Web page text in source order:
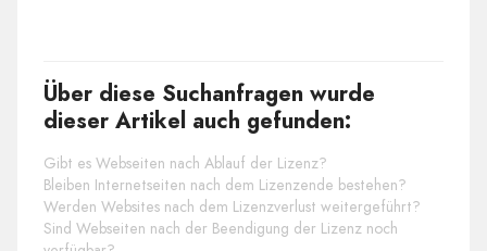
Über diese Suchanfragen wurde
dieser Artikel auch gefunden:
Gibt es Webseiten nach Ablauf der Lizenz?
Bleiben Internetseiten nach dem Lizenzende bestehen?
Werden Websites nach dem Lizenzverlust weitergeführt?
Sind Webseiten nach der Beendigung der Lizenz noch